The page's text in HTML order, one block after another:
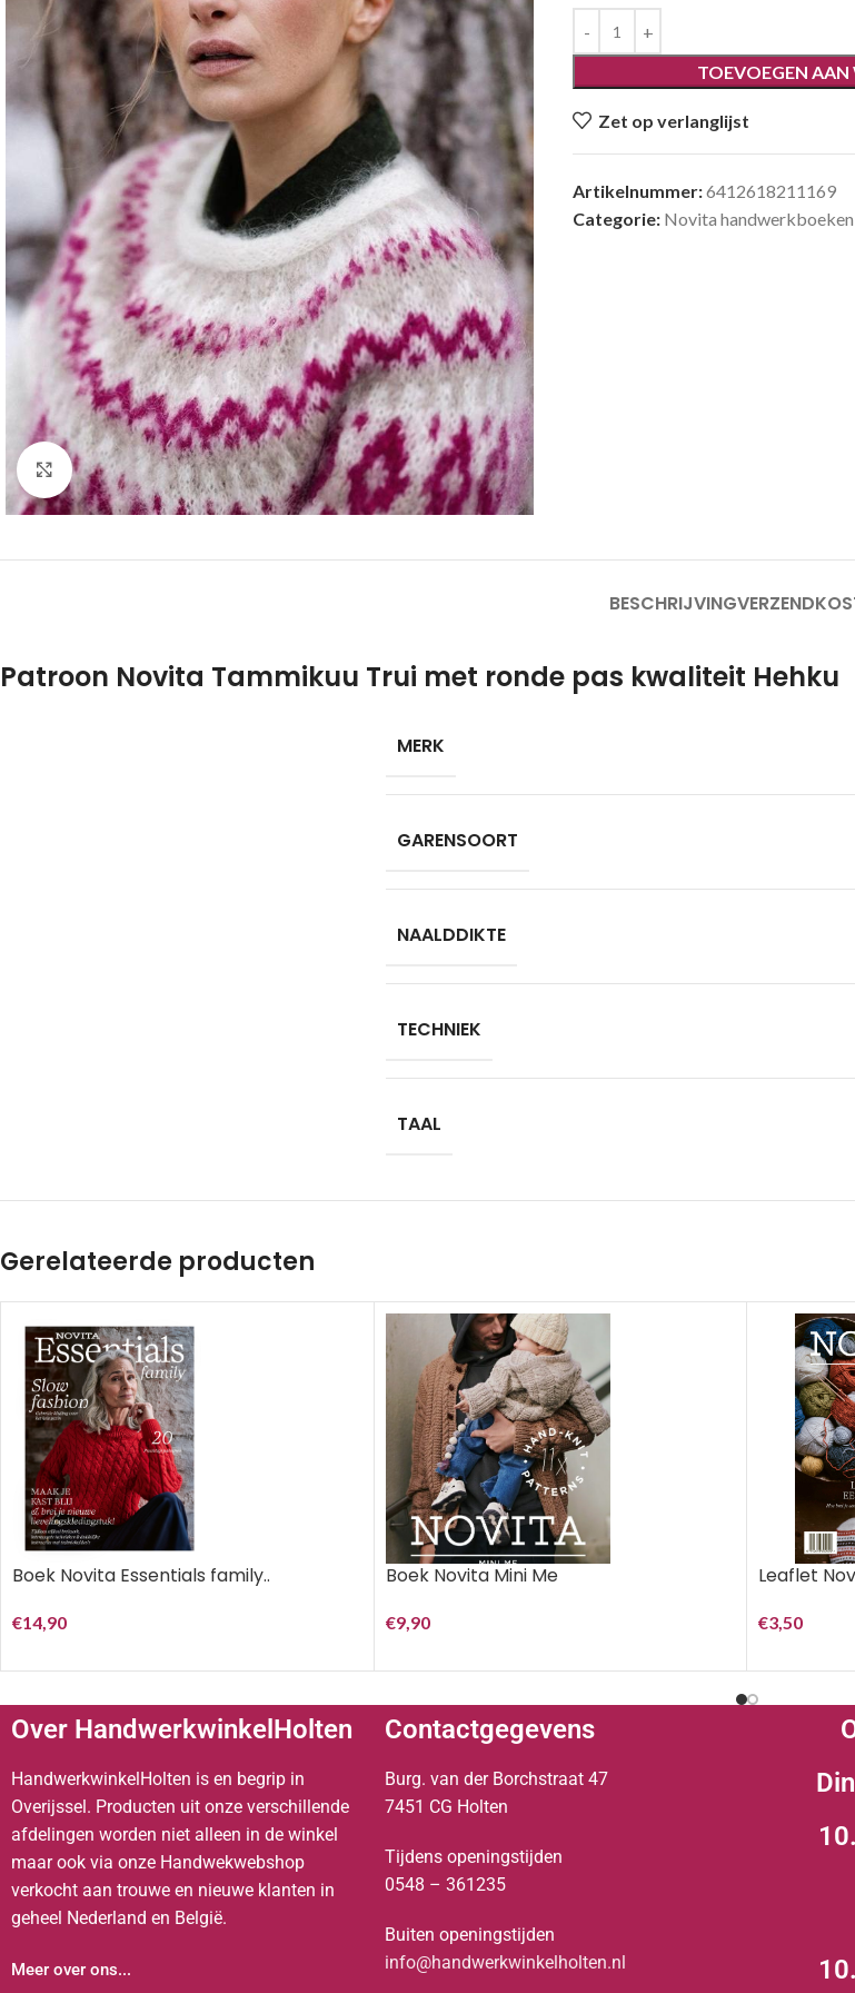
Klik om te vergroten
TOEVOEGEN
Zet op verlanglijst
Artikelnummer:6412618211169
Categorie: Novita handwerkboeken
BESCHRIJVING
Patroon Novita Tammikuu Trui met ronde pas kwaliteit Hehku
MERK
GARENSOORT
NAALDDIKTE
TECHNIEK
TAAL
Gerelateerde producten
Boek Novita Essentials family..
€14,90
Boek Novita Mini Me
€9,90
Leaflet
€3,50
Over HandwerkwinkelHolten
HandwerkwinkelHolten is en begrip in
Overijssel. Producten uit onze verschillende
afdelingen worden niet alleen in de winkel
maar ook via onze Handwekwebshop
verkocht aan trouwe en nieuwe klanten in
geheel Nederland en België.
Meer over ons...
Contactgegevens
Burg. van der Borchstraat 47
7451 CG Holten
Tijdens openingstijden
0548 – 361235
Buiten openingstijden
info@handwerkwinkelholten.nl